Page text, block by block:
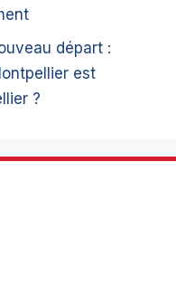
départ :
est
?